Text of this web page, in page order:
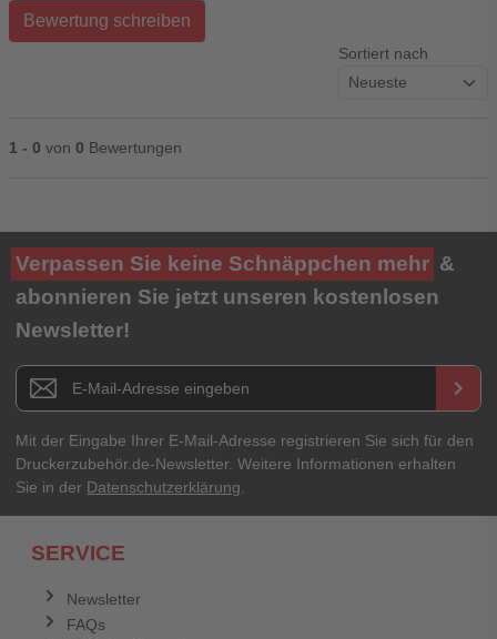
Bewertung schreiben
Sortiert nach
1 - 0 von 0 Bewertungen
Ihre Bewertung**
★★★★★
Titel**
E-Mail-Adresse
Ihr Passwort
Verpassen Sie keine Schnäppchen mehr &
abonnieren Sie jetzt unseren kostenlosen
Newsletter!
Newsletter E-Mail Adresse keyboard_arrow_right
Mit der Eingabe Ihrer E-Mail-Adresse registrieren Sie sich für den
Druckerzubehör.de-Newsletter. Weitere Informationen erhalten
Sie in der Datenschutzerklärung.
SERVICE
Newsletter
FAQs